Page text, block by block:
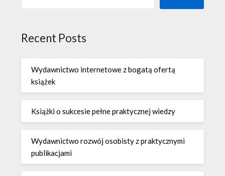
Recent Posts
Wydawnictwo internetowe z bogatą ofertą
książek
Książki o sukcesie pełne praktycznej wiedzy
Wydawnictwo rozwój osobisty z praktycznymi
publikacjami